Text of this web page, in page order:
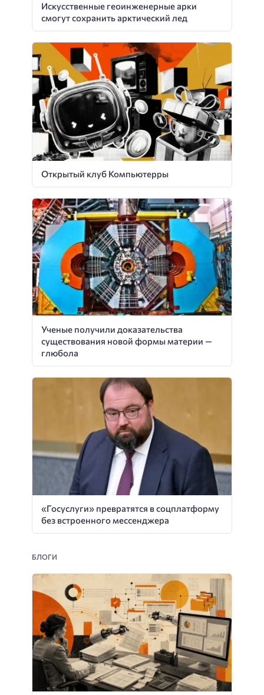
Искусственные геоинженерные арки
смогут сохранить арктический лед
Открытый клуб Компьютерры
Ученые получили доказательства
существования новой формы материи —
глюбола
«Госуслуги» превратятся в соцплатформу
без встроенного мессенджера
БЛОГИ